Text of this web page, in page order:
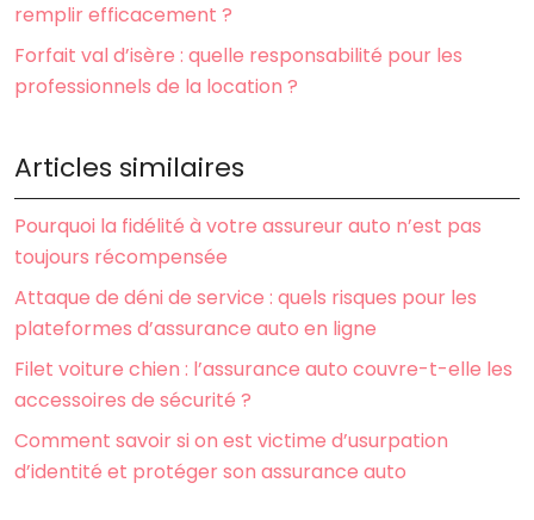
remplir efficacement ?
Forfait val d’isère : quelle responsabilité pour les
professionnels de la location ?
Articles similaires
Pourquoi la fidélité à votre assureur auto n’est pas
toujours récompensée
Attaque de déni de service : quels risques pour les
plateformes d’assurance auto en ligne
Filet voiture chien : l’assurance auto couvre-t-elle les
accessoires de sécurité ?
Comment savoir si on est victime d’usurpation
d’identité et protéger son assurance auto